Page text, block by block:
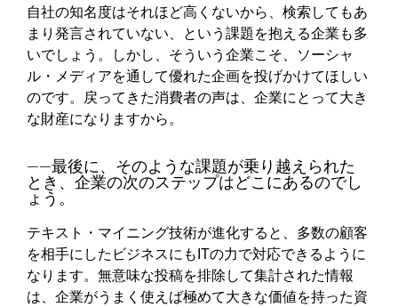
自社の知名度はそれほど高くないから、検索してもあ
まり発言されていない、という課題を抱える企業も多
いでしょう。しかし、そういう企業こそ、ソーシャ
ル・メディアを通して優れた企画を投げかけてほしい
のです。戻ってきた消費者の声は、企業にとって大き
な財産になりますから。
――最後に、そのような課題が乗り越えられた
とき、企業の次のステップはどこにあるのでし
ょう。
テキスト・マイニング技術が進化すると、多数の顧客
を相手にしたビジネスにもITの力で対応できるように
なります。無意味な投稿を排除して集計された情報
は、企業がうまく使えば極めて大きな価値を持った資